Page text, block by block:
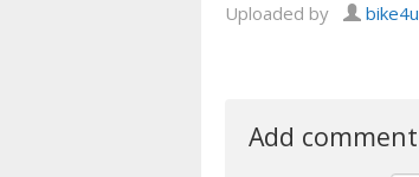
Uploaded by bike4u
Add comment